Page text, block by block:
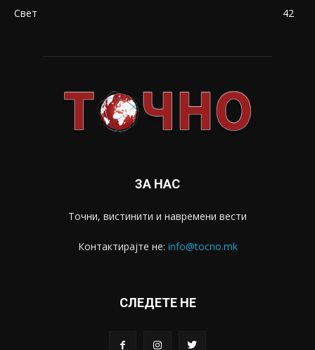
Свет
42
ЗА НАС
Точни, вистинити и навремени вести
Контактирајте не: info@tocno.mk
СЛЕДЕТЕ НЕ